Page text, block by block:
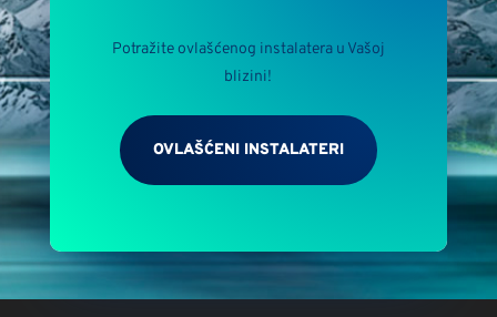
Potražite ovlašćenog instalatera u Vašoj
blizini!
OVLAŠĆENI INSTALATERI